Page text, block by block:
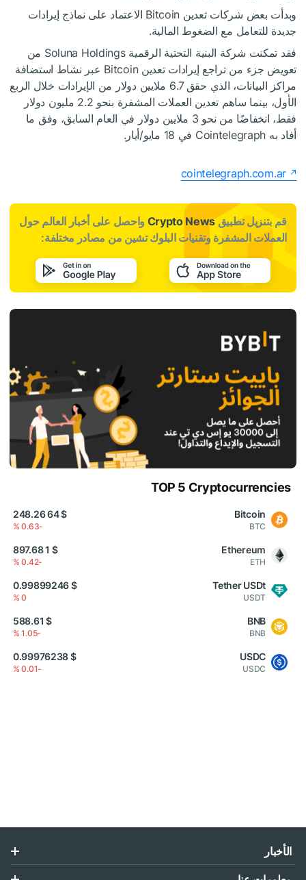
وبدأت بعض شركات تعدين Bitcoin الاعتماد على نماذج إيرادات
جديدة للتعامل مع الضغوط المالية.
فقد تمكنت شركة البنية التحتية الرقمية Soluna Holdings من
تعويض جزء من تراجع إيرادات تعدين Bitcoin عبر نشاط استضافة
مراكز البيانات، الذي حقق 6.7 ملايين دولار من الإيرادات خلال الربع
الأول، بينما ساهم تعدين العملات المشفرة بنحو 2.2 مليون دولار
فقط، انخفاضًا من نحو 3 ملايين دولار في العام السابق، وفق ما
أفاد به Cointelegraph في 18 مايو/أيار.
cointelegraph.com.ar
قم بتنزيل تطبيقCrypto News واحصل على أخبار العالم حول
العملات المشفرة وتقنيات البلوك تشين من مصادر مختلفة:
TOP 5 Cryptocurrencies
Bitcoin
BTC
$ 64 248.26
-0.63 %
Ethereum
ETH
$ 1 897.68
-0.42 %
Tether USDt
USDT
$ 0.99899246
0 %
BNB
BNB
$ 588.61
-1.05 %
USDC
USDC
$ 0.99976238
-0.01 %
الأخبار